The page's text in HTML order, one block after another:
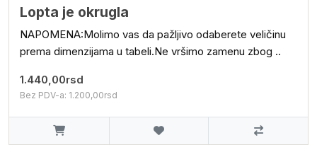
Lopta je okrugla
NAPOMENA:Molimo vas da pažljivo odaberete veličinu
prema dimenzijama u tabeli.Ne vršimo zamenu zbog ..
1.440,00rsd
Bez PDV-a: 1.200,00rsd